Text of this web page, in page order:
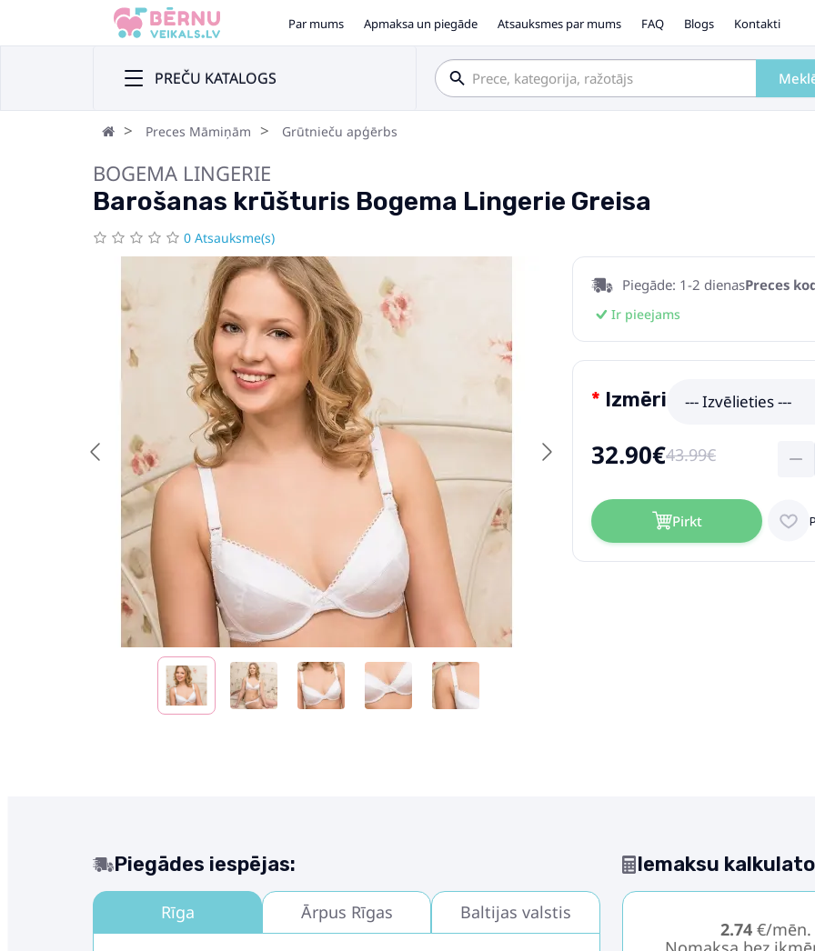
Par mums Apmaksa un piegāde Atsauksmes par mums FAQ Blogs Kontakti
PREČU KATALOGS
Preces Māmiņām Grūtnieču apģērbs
BOGEMA LINGERIE
Barošanas krūšturis Bogema Lingerie Greisa
0 Atsauksme(s)
Piegāde: 1-2 dienasPreces
Ir pieejams
Izmēri --- Izvēlieties ---
32.90€43.99€
Pirkt
Piegādes iespējas:
Rīga Ārpus Rīgas Baltijas valstis
Iemaksu
2.74€/mēn.